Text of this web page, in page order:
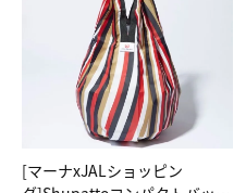
[マーナxJALショッピン